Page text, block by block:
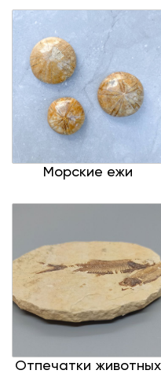
Морские ежи
Отпечатки животных